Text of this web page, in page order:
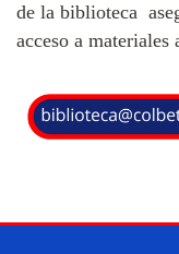
de la biblioteca
acceso a